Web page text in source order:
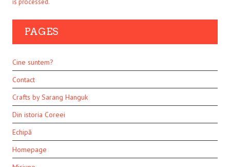
is processed.
PAGES
Cine suntem?
Contact
Crafts by Sarang Hanguk
Din istoria Coreei
Echipă
Homepage